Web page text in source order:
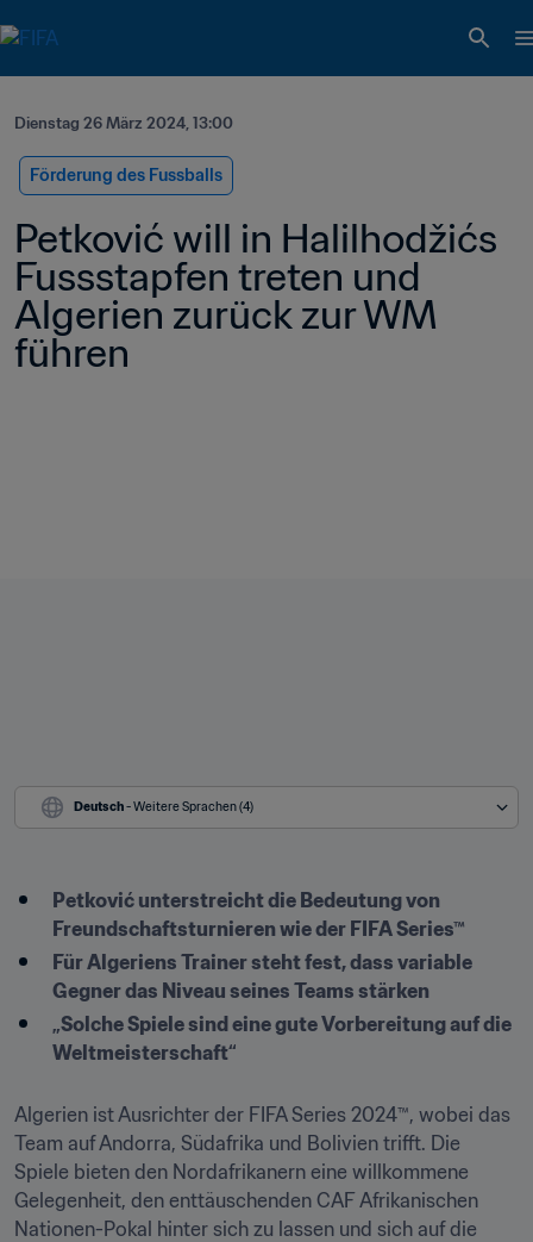
Dienstag 26 März 2024, 13:00
Förderung des Fussballs
Petković will in Halilhodžićs
Fussstapfen treten und
Algerien zurück zur WM
führen
Deutsch - Weitere Sprachen (4)
Petković unterstreicht die Bedeutung von
Freundschaftsturnieren wie der FIFA Series™
Für Algeriens Trainer steht fest, dass variable
Gegner das Niveau seines Teams stärken
„Solche Spiele sind eine gute Vorbereitung auf die
Weltmeisterschaft“
Algerien ist Ausrichter der FIFA Series 2024™, wobei das
Team auf Andorra, Südafrika und Bolivien trifft. Die
Spiele bieten den Nordafrikanern eine willkommene
Gelegenheit, den enttäuschenden CAF Afrikanischen
Nationen-Pokal hinter sich zu lassen und sich auf die